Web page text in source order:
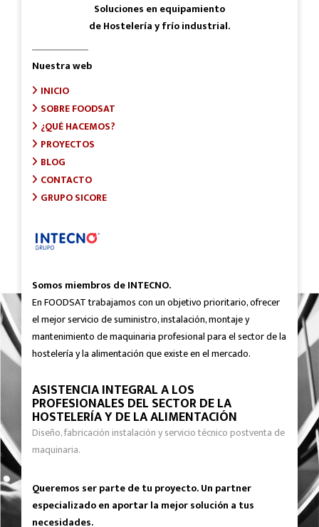
Soluciones en equipamiento
de Hostelería y frío industrial.
Nuestra web
INICIO
SOBRE FOODSAT
¿QUÉ HACEMOS?
PROYECTOS
BLOG
CONTACTO
GRUPO SICORE
Somos miembros de INTECNO.
En FOODSAT trabajamos con un objetivo prioritario, ofrecer
el mejor servicio de suministro, instalación, montaje y
mantenimiento de maquinaria profesional para el sector de la
hostelería y la alimentación que existe en el mercado.
ASISTENCIA INTEGRAL A LOS
PROFESIONALES DEL SECTOR DE LA
HOSTELERÍA Y DE LA ALIMENTACIÓN
Diseño, fabricación instalación y servicio técnico postventa de
maquinaria.
Queremos ser parte de tu proyecto. Un partner
especializado en aportar la mejor solución a tus
necesidades.